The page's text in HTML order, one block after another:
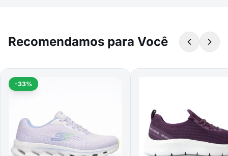
Recomendamos para Você
-33%